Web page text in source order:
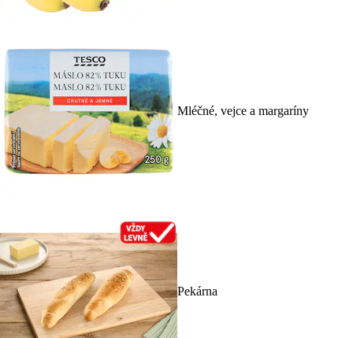
Mléčné, vejce a margaríny
Pekárna